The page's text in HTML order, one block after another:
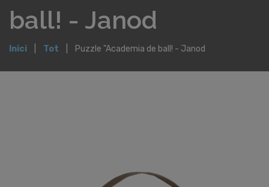
ball! - Janod
Inici Tot Puzzle "Academia de ball! - Janod